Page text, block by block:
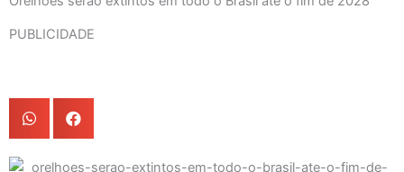
PUBLICIDADE